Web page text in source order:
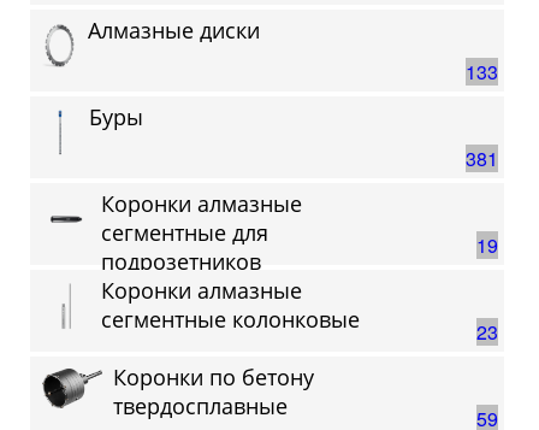
133
Алмазные диски
381
Буры
19
Коронки алмазные
сегментные для
подрозетников
23
Коронки алмазные
сегментные колонковые
59
Коронки по бетону
твердосплавные